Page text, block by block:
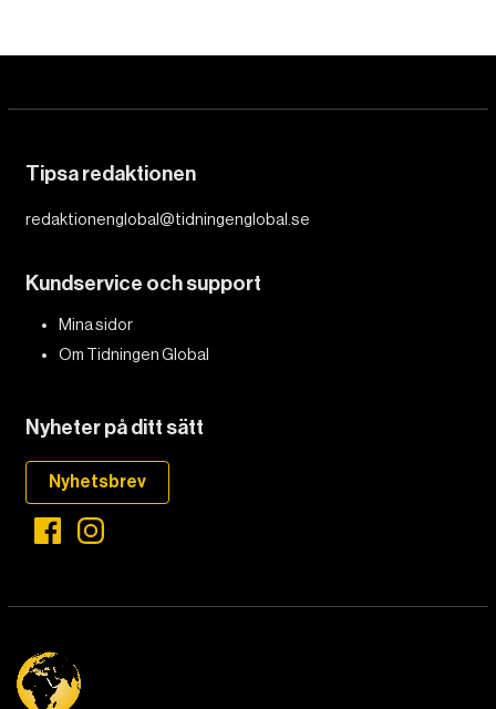
Tipsa redaktionen
redaktionenglobal@tidningenglobal.se
Kundservice och support
Mina sidor
Om Tidningen Global
Nyheter på ditt sätt
Nyhetsbrev